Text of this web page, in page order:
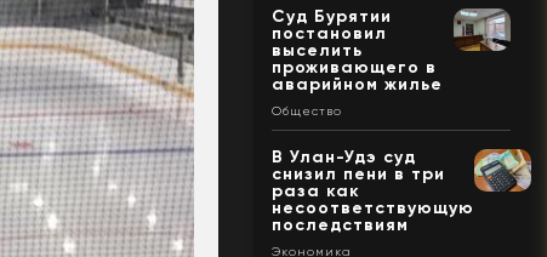
Суд Бурятии
постановил
выселить
проживающего в
аварийном жилье
Общество
В Улан-Удэ суд
снизил пени в три
раза как
несоответствующую
последствиям
Экономика